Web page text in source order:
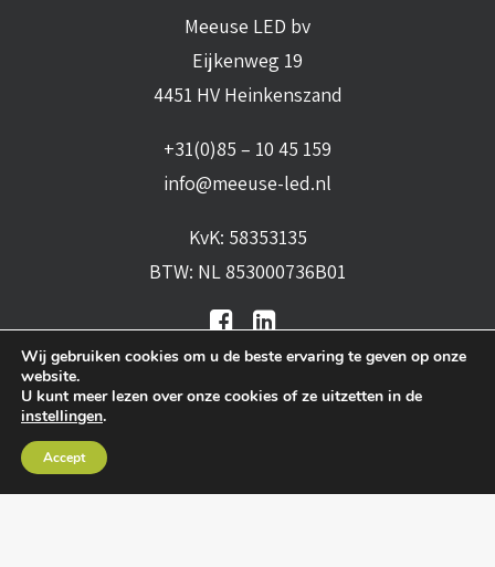
Meeuse LED bv
Eijkenweg 19
4451 HV Heinkenszand
+31(0)85 – 10 45 159
info@meeuse-led.nl
KvK: 58353135
BTW: NL 853000736B01
leveringsvoorwaarden
Wij gebruiken cookies om u de beste ervaring te geven op onze
website.
U kunt meer lezen over onze cookies of ze uitzetten in de
instellingen.
Accept